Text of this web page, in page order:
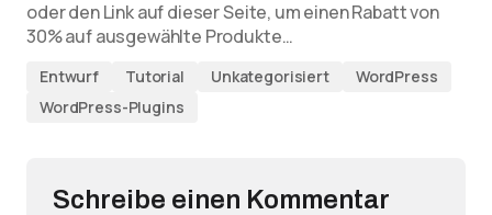
oder den Link auf dieser Seite, um einen Rabatt von
30% auf ausgewählte Produkte…
Entwurf Tutorial Unkategorisiert
WordPress
WordPress-Plugins
Schreibe einen Kommentar